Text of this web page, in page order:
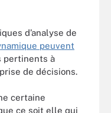
d’analyse de
peuvent
pertinents à
de décisions.
certaine
ce soit elle qui